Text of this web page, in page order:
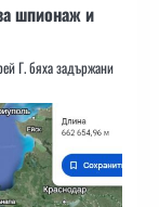
шпионаж и
Г. бяха задържани